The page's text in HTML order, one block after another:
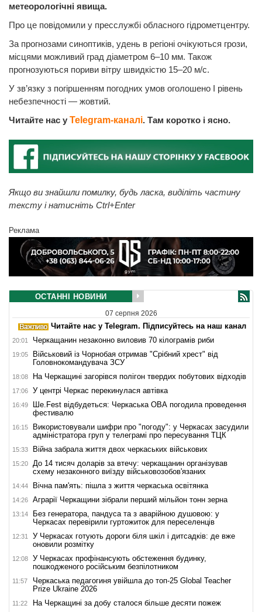
метеорологічні явища.
Про це повідомили у пресслужбі обласного гідрометцентру.
За прогнозами синоптиків, удень в регіоні очікуються грози,
місцями можливий град діаметром 6–10 мм. Також
прогнозуються пориви вітру швидкістю 15–20 м/с.
У зв’язку з погіршенням погодних умов оголошено I рівень
небезпечності — жовтий.
Читайте нас у Telegram-каналі. Там коротко і ясно.
Якщо ви знайшли помилку, будь ласка, виділіть частину
тексту і натисніть Ctrl+Enter
Реклама
ОСТАННІ НОВИНИ
07 серпня 2026
Читайте нас у Telegram. Підписуйтесь на наш канал
20:01 Черкащанин незаконно виловив 70 кілограмів риби
19:05
Військовий із Чорнобая отримав "Срібний хрест" від
Головнокомандувача ЗСУ
18:08 На Черкащині загорівся полігон твердих побутових відходів
17:06 У центрі Черкас перекинулася автівка
16:49
Ше.Fest відбудеться: Черкаська ОВА погодила проведення
фестивалю
16:15
Використовували шифри про "погоду": у Черкасах засудили
адміністратора груп у телеграмі про пересування ТЦК
15:33 Війна забрала життя двох черкаських військових
15:20
До 14 тисяч доларів за втечу: черкащанин організував
схему незаконного виїзду військовозобов'язаних
14:44 Вічна пам'ять: пішла з життя черкаська освітянка
14:26 Аграрії Черкащини зібрали перший мільйон тонн зерна
13:14
Без генератора, пандуса та з аварійною душовою: у
Черкасах перевірили гуртожиток для переселенців
12:31
У Черкасах готують дороги біля шкіл і дитсадків: де вже
оновили розмітку
12:08
У Черкасах профінансують обстеження будинку,
пошкодженого російським безпілотником
11:57
Черкаська педагогиня увійшла до топ-25 Global Teacher
Prize Ukraine 2026
11:22 На Черкащині за добу сталося більше десяти пожеж